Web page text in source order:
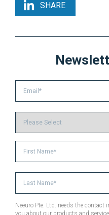
SHARE
Neeuro Pte. Ltd. needs the
you about our products and